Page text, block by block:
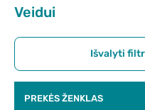
Veidui
Išvalyti
PREKĖS ŽENKLAS